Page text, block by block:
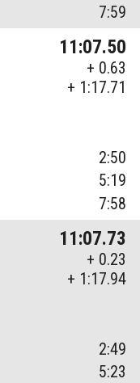
7:59
11:07.50
+ 0.63
+ 1:17.71
2:50
5:19
7:58
11:07.73
+ 0.23
+ 1:17.94
2:49
5:23